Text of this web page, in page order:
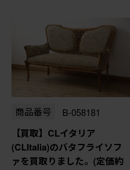
商品番号 B-058181
【買取】CLイタリア
(CLItalia)のバタフライソフ
ァを買取りました。(定価約